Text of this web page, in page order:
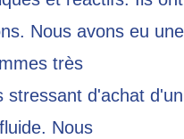
Nous avons eu une
très
stressant d'achat d'un
Nous